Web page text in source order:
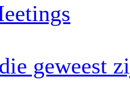
geweest